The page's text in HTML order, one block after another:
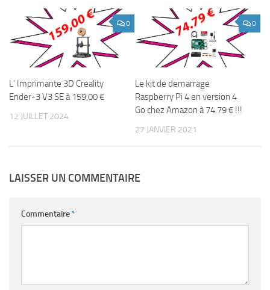
0
L’ Imprimante 3D Creality
Ender-3 V3 SE à 159,00 €
12 JUILLET 2024
0
Le kit de demarrage
Raspberry Pi 4 en version 4
Go chez Amazon à 74.79 € !!!
27 JANVIER 2021
LAISSER UN COMMENTAIRE
Commentaire*